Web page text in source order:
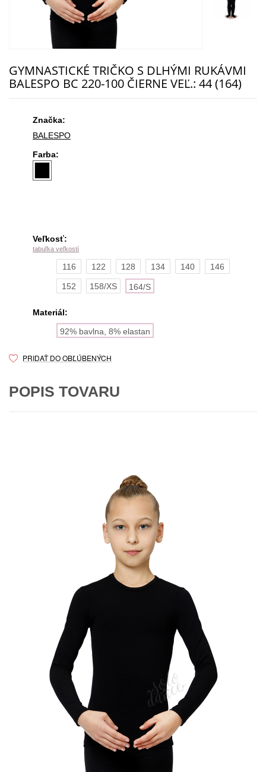
GYMNASTICKÉ TRIČKO S DLHÝMI RUKÁVMI
BALESPO BС 220-100 ČIERNE VEĽ.: 44 (164)
Značka:
BALESPO
Farba:
Veľkosť:
tabuľka veľkostí
116 122 128 134 140 146
152 158/XS 164/S
Materiál:
92% bavlna, 8% elastan
PRIDAŤ DO OBĽÚBENÝCH
POPIS TOVARU